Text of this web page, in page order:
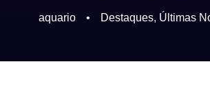
aquario • Destaques, Últimas